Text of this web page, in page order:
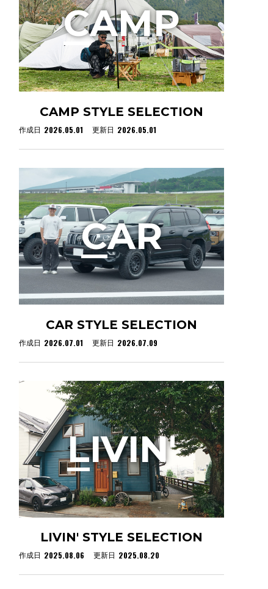
CAMP STYLE SELECTION
作成日 2026.05.01 更新日 2026.05.01
CAMP
CAR STYLE SELECTION
作成日 2026.07.01 更新日 2026.07.09
CAR
LIVIN' STYLE SELECTION
作成日 2025.08.06 更新日 2025.08.20
LIVIN'